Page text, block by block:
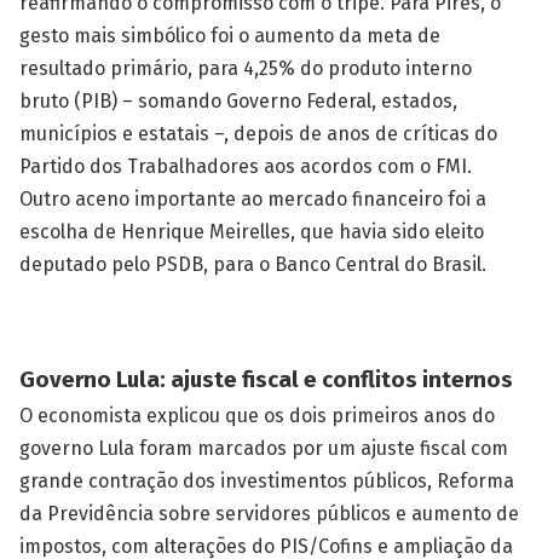
gesto mais simbólico foi o aumento da meta de
resultado primário, para 4,25% do produto interno
bruto (PIB) – somando Governo Federal, estados,
municípios e estatais –, depois de anos de críticas do
Partido dos Trabalhadores aos acordos com o FMI.
Outro aceno importante ao mercado financeiro foi a
escolha de Henrique Meirelles, que havia sido eleito
deputado pelo PSDB, para o Banco Central do Brasil.
Governo Lula: ajuste fiscal e conflitos internos
O economista explicou que os dois primeiros anos do
governo Lula foram marcados por um ajuste fiscal com
grande contração dos investimentos públicos, Reforma
da Previdência sobre servidores públicos e aumento de
impostos, com alterações do PIS/Cofins e ampliação da